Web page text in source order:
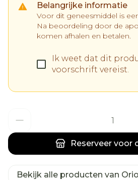
Belangrijke informatie
Voor dit geneesmiddel is
Na beoordeling door de
komen afhalen en betalen.
Ik weet dat dit
voorschrift vereist.
Reserveer voor
Bekijk alle producten van